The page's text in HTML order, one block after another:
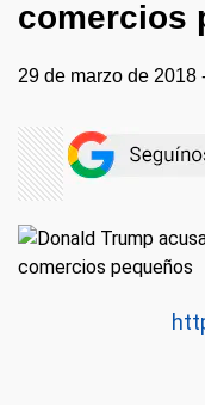
comercios
29 de marzo de 2018